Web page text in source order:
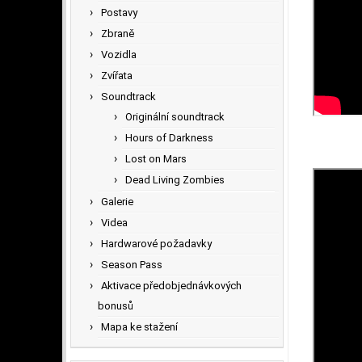
Postavy
Zbraně
Vozidla
Zvířata
Soundtrack
Originální soundtrack
Hours of Darkness
Lost on Mars
Dead Living Zombies
Galerie
Videa
Hardwarové požadavky
Season Pass
Aktivace předobjednávkových
bonusů
Mapa ke stažení